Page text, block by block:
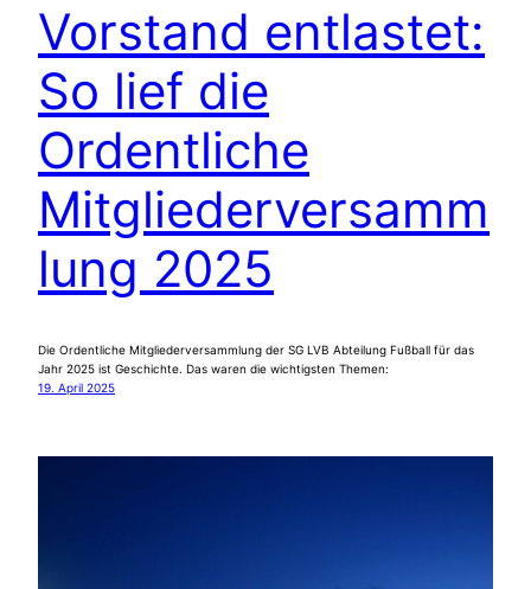
Vorstand entlastet:
So lief die
Ordentliche
Mitgliederversamm
lung 2025
Die Ordentliche Mitgliederversammlung der SG LVB Abteilung Fußball für das
Jahr 2025 ist Geschichte. Das waren die wichtigsten Themen:
19. April 2025